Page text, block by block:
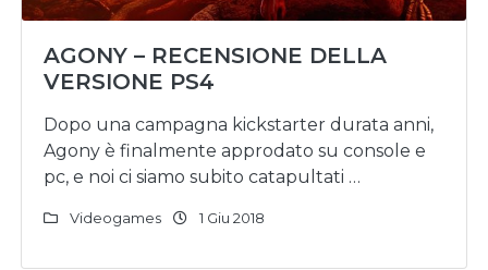
AGONY – RECENSIONE DELLA
VERSIONE PS4
Dopo una campagna kickstarter durata anni,
Agony è finalmente approdato su console e
pc, e noi ci siamo subito catapultati …
Videogames 1 Giu 2018